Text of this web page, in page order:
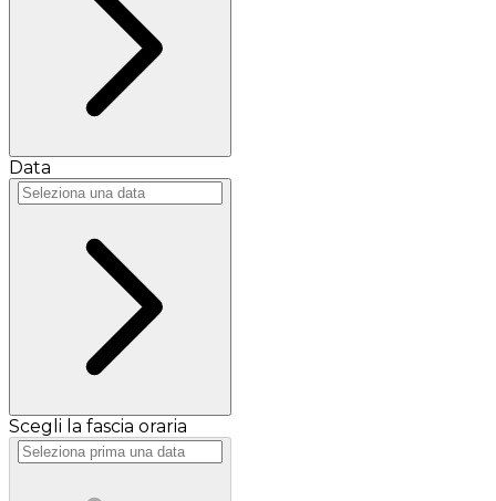
Data
Scegli la fascia oraria